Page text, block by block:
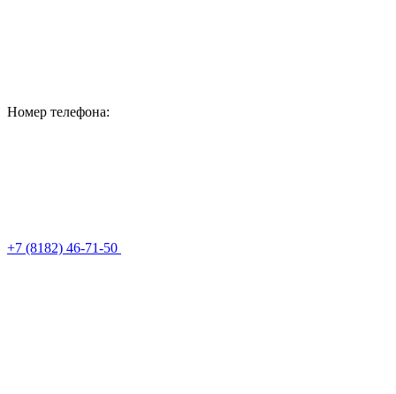
Номер телефона:
+7 (8182) 46-71-50